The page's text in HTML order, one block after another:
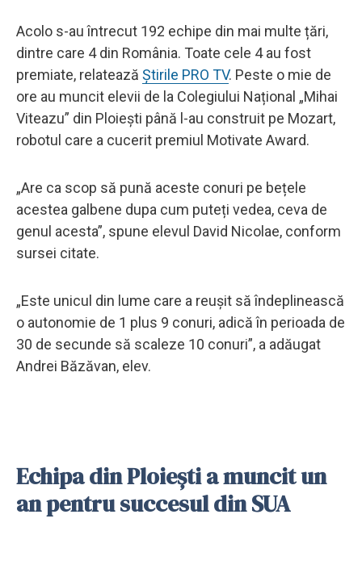
Acolo s-au întrecut 192 echipe din mai multe țări,
dintre care 4 din România. Toate cele 4 au fost
premiate, relatează Știrile PRO TV. Peste o mie de
ore au muncit elevii de la Colegiului Național „Mihai
Viteazu” din Ploiești până l-au construit pe Mozart,
robotul care a cucerit premiul Motivate Award.
„Are ca scop să pună aceste conuri pe bețele
acestea galbene dupa cum puteți vedea, ceva de
genul acesta”, spune elevul David Nicolae, conform
sursei citate.
„Este unicul din lume care a reușit să îndeplinească
o autonomie de 1 plus 9 conuri, adică în perioada de
30 de secunde să scaleze 10 conuri”, a adăugat
Andrei Băzăvan, elev.
Echipa din Ploiești a muncit un
an pentru succesul din SUA